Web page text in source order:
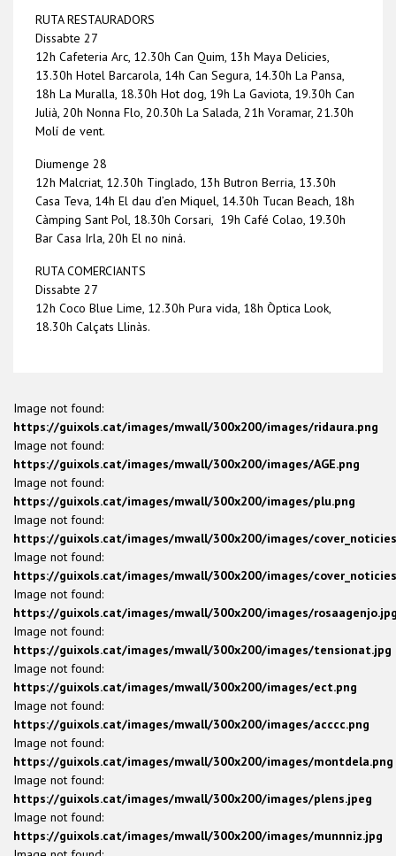
RUTA RESTAURADORS
Dissabte 27
12h Cafeteria Arc, 12.30h Can Quim, 13h Maya Delicies,
13.30h Hotel Barcarola, 14h Can Segura, 14.30h La Pansa,
18h La Muralla, 18.30h Hot dog, 19h La Gaviota, 19.30h Can
Julià, 20h Nonna Flo, 20.30h La Salada, 21h Voramar, 21.30h
Molí de vent.
Diumenge 28
12h Malcriat, 12.30h Tinglado, 13h Butron Berria, 13.30h
Casa Teva, 14h El dau d’en Miquel, 14.30h Tucan Beach, 18h
Càmping Sant Pol, 18.30h Corsari, 19h Café Colao, 19.30h
Bar Casa Irla, 20h El no niná.
RUTA COMERCIANTS
Dissabte 27
12h Coco Blue Lime, 12.30h Pura vida, 18h Òptica Look,
18.30h Calçats Llinàs.
Image not found:
https://guixols.cat/images/mwall/300x200/images/ridaura.png
Image not found:
https://guixols.cat/images/mwall/300x200/images/AGE.png
Image not found:
https://guixols.cat/images/mwall/300x200/images/plu.png
Image not found:
https://guixols.cat/images/mwall/300x200/images/
Image not found:
https://guixols.cat/images/mwall/300x200/images/
Image not found:
https://guixols.cat/images/mwall/300x200/images/
Image not found:
https://guixols.cat/images/mwall/300x200/images/tensionat.jpg
Image not found:
https://guixols.cat/images/mwall/300x200/images/ect.png
Image not found:
https://guixols.cat/images/mwall/300x200/images/acccc.png
Image not found:
https://guixols.cat/images/mwall/300x200/images/montdela.png
Image not found:
https://guixols.cat/images/mwall/300x200/images/plens.jpeg
Image not found:
https://guixols.cat/images/mwall/300x200/images/munnniz.jpg